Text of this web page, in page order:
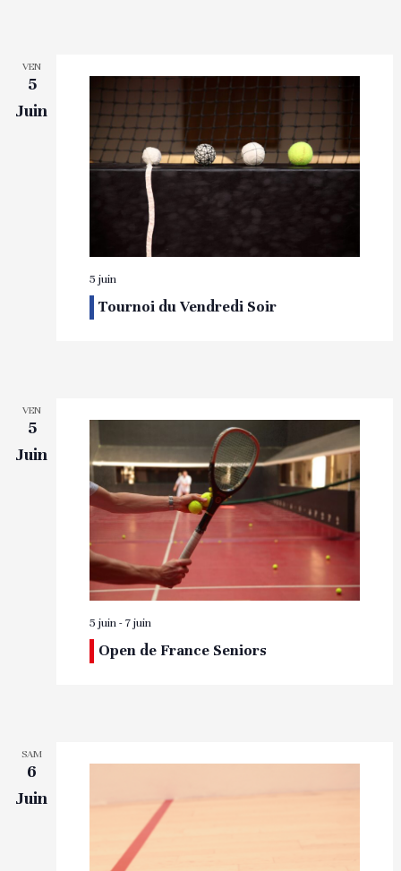
VEN
5
Juin
5 juin
Tournoi du Vendredi Soir
VEN
5
Juin
5 juin-7 juin
Open de France Seniors
SAM
6
Juin